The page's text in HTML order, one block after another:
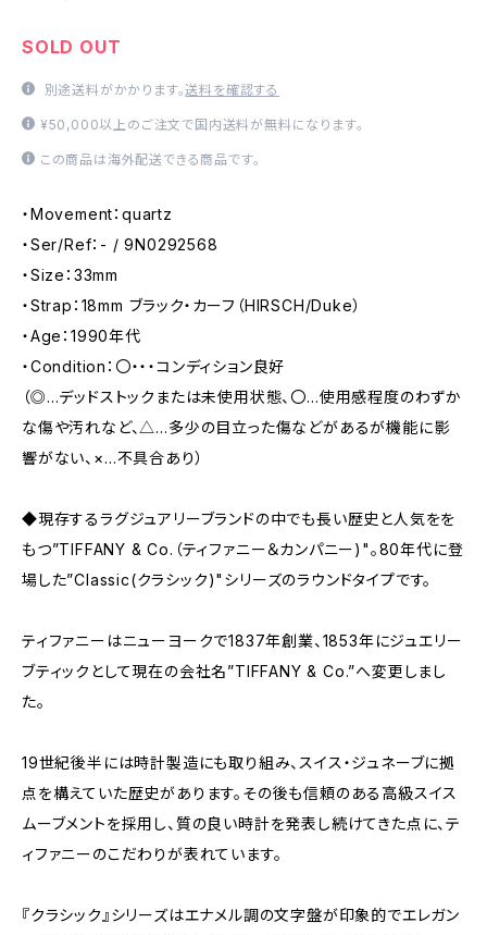
SOLD OUT
別途送料がかかります。送料を確認する
¥50,000以上のご注文で国内送料が無料になります。
この商品は海外配送できる商品です。
・Movement：quartz
・Ser/Ref：- / 9N0292568
・Size：33mm
・Strap：18mm ブラック・カーフ（HIRSCH/Duke）
・Age：1990年代
・Condition：〇・・・コンディション良好
（◎…デッドストックまたは未使用状態、〇…使用感程度のわずか
な傷や汚れなど、△…多少の目立った傷などがあるが機能に影
響がない、×…不具合あり）
◆現存するラグジュアリーブランドの中でも長い歴史と人気をを
もつ”TIFFANY & Co.（ティファニー＆カンパニー)"。80年代に登
場した”Classic(クラシック)"シリーズのラウンドタイプです。
ティファニーはニューヨークで1837年創業、1853年にジュエリー
ブティックとして現在の会社名”TIFFANY & Co.”へ変更しまし
た。
19世紀後半には時計製造にも取り組み、スイス・ジュネーブに拠
点を構えていた歴史があります。その後も信頼のある高級スイス
ムーブメントを採用し、質の良い時計を発表し続けてきた点に、テ
ィファニーのこだわりが表れています。
『クラシック』シリーズはエナメル調の文字盤が印象的でエレガン